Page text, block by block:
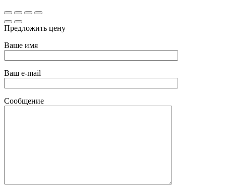
Предложить цену
Ваше имя
Ваш e-mail
Сообщение